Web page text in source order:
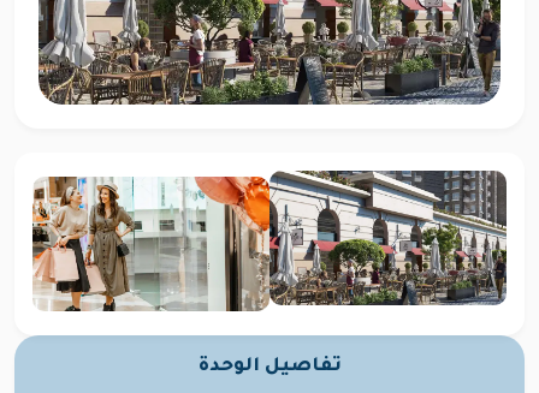
تفاصيل الوحدة